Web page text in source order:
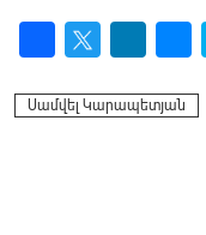
Սամվել Կարապետյան